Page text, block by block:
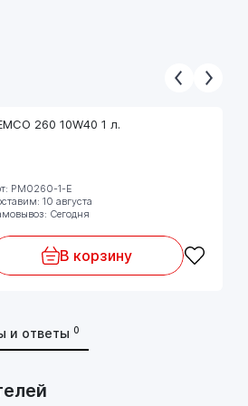
260 10W40 1 л.
PM0260-1-E
10 августа
Сегодня
В корзину
и ответы 0